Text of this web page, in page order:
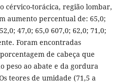
cérvico-torácica, região lombar,
aumento percentual de: 65,0;
47,0; 65,0 607,0; 62,0; 71,0;
Foram encontradas
de cabeça que
peso ao abate e da gordura
teores de umidade (71,5 a